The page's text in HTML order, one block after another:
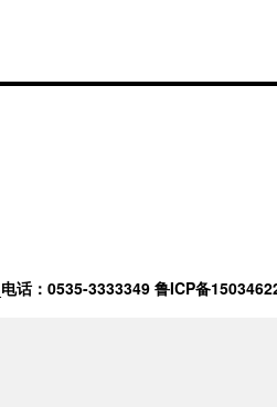
话：0535-3333349 鲁ICP备